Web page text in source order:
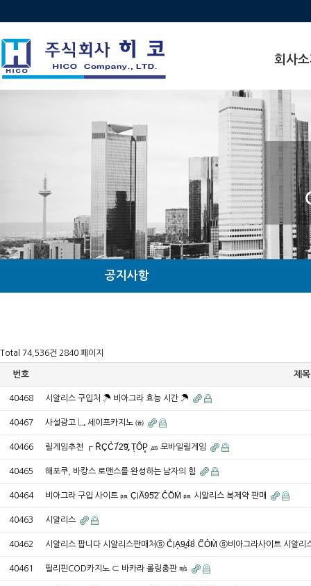
회사
인사말
비전
연혁
수상 · 인
찾아오시
조직도
관계사현
공지사항
Total 74,536건 2840 페이지
번호 제목
40468 시알리스 구입처 ☂ 비아그라 효능 시간 ☂
40467 사설광고 ↳ 세이프카지노 ㈍
40466 릴게임추천 ┎ R̋C͈C̓7́2͝9̡.TͅO͒P͓ ㎲ 모바일릴게임
40465 해포쿠, 바캉스 로맨스를 완성하는 남자의 힘
40464 비아그라 구입 사이트 ㏘ C̩IA᷉9͘5᷁2͗.C̔O᷃M̍ ㏘ 시알리스 복제약 판매
40463 시알리스
40462 시알리스 팝니다 시알리스판매처ⓢ C͒IA̗9᷿4̀8̀.C͆O͛M̀ ⓢ비아그라사이트 시알
40461 필리핀COD카지노 ⊂ 바카라 롤링총판 ㎧